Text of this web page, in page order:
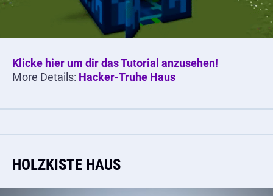
Klicke hier um dir das Tutorial anzusehen!
More Details: Hacker-Truhe Haus
HOLZKISTE HAUS